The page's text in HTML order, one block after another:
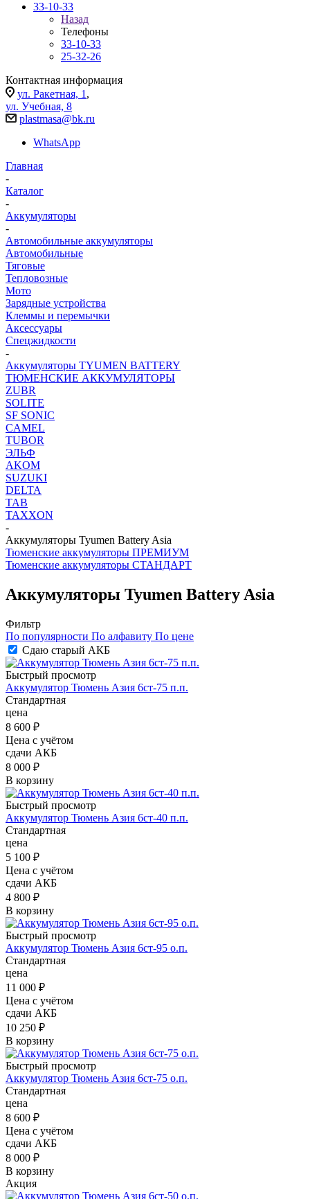
33-10-33
Назад
Телефоны
33-10-33
25-32-26
Контактная информация
ул. Ракетная, 1 ,
ул. Учебная, 8
plastmasa@bk.ru
WhatsApp
Главная
-
Каталог
-
Аккумуляторы
-
Автомобильные аккумуляторы
Автомобильные
Тяговые
Тепловозные
Мото
Зарядные устройства
Клеммы и перемычки
Аксессуары
Спецжидкости
-
Аккумуляторы TYUMEN BATTERY
ТЮМЕНСКИЕ АККУМУЛЯТОРЫ
ZUBR
SOLITE
SF SONIC
CAMEL
TUBOR
ЭЛЬФ
AKOM
SUZUKI
DELTA
TAB
TAXXON
-
Аккумуляторы Tyumen Battery Asia
Тюменские аккумуляторы ПРЕМИУМ
Тюменские аккумуляторы СТАНДАРТ
Аккумуляторы Tyumen Battery Asia
Фильтр
По популярности По алфавиту По цене
Сдаю старый АКБ
Быстрый просмотр
Аккумулятор Тюмень Азия 6ст-75 п.п.
Стандартная
цена
8 600 ₽
Цена с учётом
сдачи АКБ
8 000 ₽
В корзину
Быстрый просмотр
Аккумулятор Тюмень Азия 6ст-40 п.п.
Стандартная
цена
5 100 ₽
Цена с учётом
сдачи АКБ
4 800 ₽
В корзину
Быстрый просмотр
Аккумулятор Тюмень Азия 6ст-95 о.п.
Стандартная
цена
11 000 ₽
Цена с учётом
сдачи АКБ
10 250 ₽
В корзину
Быстрый просмотр
Аккумулятор Тюмень Азия 6ст-75 о.п.
Стандартная
цена
8 600 ₽
Цена с учётом
сдачи АКБ
8 000 ₽
В корзину
Акция